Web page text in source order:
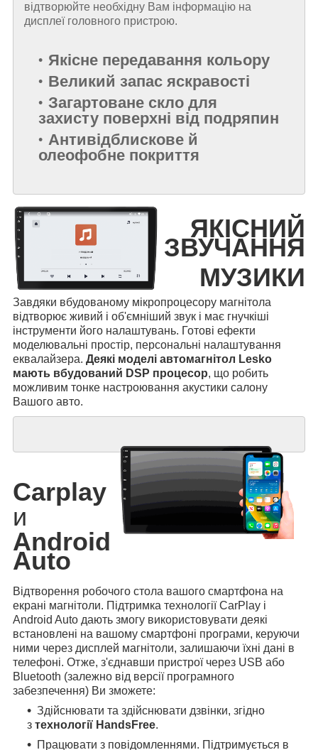
відтворюйте необхідну Вам інформацію на
дисплеї головного пристрою.
Якісне передавання кольору
Великий запас яскравості
Загартоване скло для
захисту поверхні від подряпин
Антивідблискове й
олеофобне покриття
ЯКІСНИЙ
ЗВУЧАННЯ
МУЗИКИ
Завдяки вбудованому мікропроцесору магнітола
відтворює живий і об'ємніший звук і має гнучкіші
інструменти його налаштувань. Готові ефекти
моделювальні простір, персональні налаштування
еквалайзера. Деякі моделі автомагнітол Lesko
мають вбудований DSP процесор, що робить
можливим тонке настроювання акустики салону
Вашого авто.
Carplay
и
Android
Auto
Відтворення робочого стола вашого смартфона на
екрані магнітоли. Підтримка технології CarPlay і
Android Auto дають змогу використовувати деякі
встановлені на вашому смартфоні програми, керуючи
ними через дисплей магнітоли, залишаючи їхні дані в
телефоні. Отже, з'єднавши пристрої через USB або
Bluetooth (залежно від версії програмного
забезпечення) Ви зможете:
Здійснювати та здійснювати дзвінки, згідно
з технології HandsFree.
Працювати з повідомленнями. Підтримується в